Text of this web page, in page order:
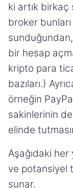
ki artık
broker
bir hesap
kripto para
bazıları.)
örneğin
sakinlerinin
elinde
Aşağıdaki
ve potansiyel
sunar.